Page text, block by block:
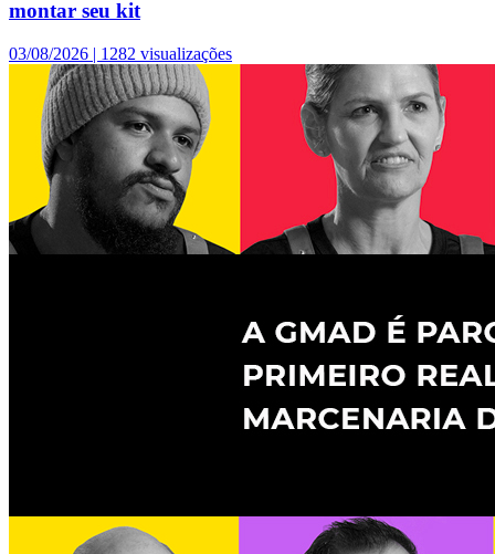
montar seu kit
03/08/2026 | 1282 visualizações